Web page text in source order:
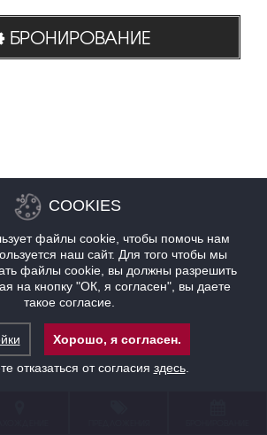
БРОНИРОВАНИЕ
COOKIES
файлы cookie, чтобы помочь нам
наш сайт. Для того чтобы мы
файлы cookie, вы должны разрешить
на кнопку "ОК, я согласен", вы даете
такое согласие.
Хорошо, я согласен.
отказаться от согласия здесь.